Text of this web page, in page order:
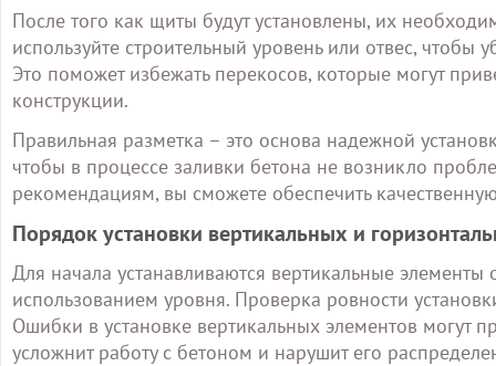
После того как щиты будут установлены, их
используйте строительный уровень или отвес, чтобы
Это поможет избежать перекосов, которые могут
конструкции.
Правильная разметка – это основа надежной
чтобы в процессе заливки бетона не возникло
рекомендациям, вы сможете обеспечить
Порядок установки вертикальных и
Для начала устанавливаются вертикальные
использованием уровня. Проверка ровности
Ошибки в установке вертикальных элементов могут
усложнит работу с бетоном и нарушит его